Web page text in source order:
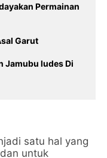
Permainan
Garut
Jamubu ludes Di
satu hal yang
untuk